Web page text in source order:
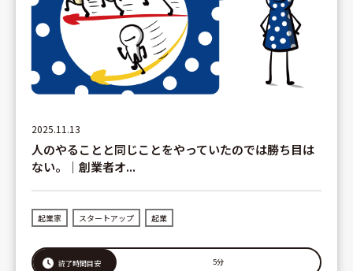
2025.11.13
人のやることと同じことをやっていたのでは勝ち目は
ない。｜創業者オ...
起業家 スタートアップ 起業
読了時間目安 5分